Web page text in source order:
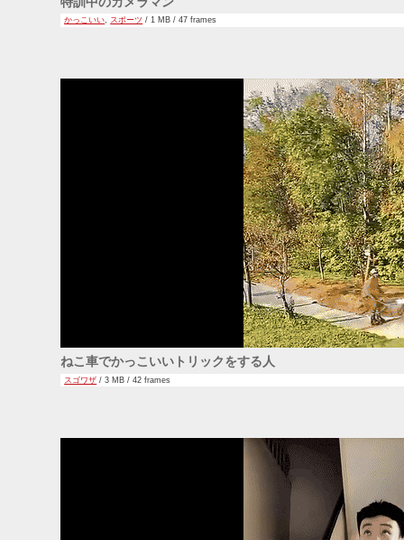
かっこいい, スポーツ / 1 MB / 47 frames
ねこ車でかっこいいトリックをする人
スゴワザ / 3 MB / 42 frames